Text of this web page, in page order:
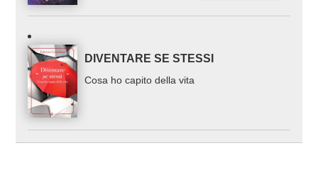
DIVENTARE SE STESSI
Cosa ho capito della vita